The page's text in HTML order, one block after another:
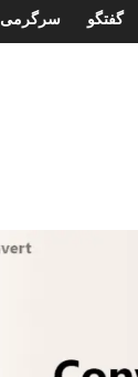
گفتگو سرگرمی